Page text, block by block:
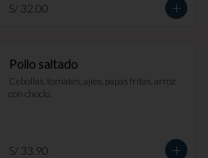
S/ 32.00
Pollo saltado
Cebollas, tomates, ajíes, papas fritas, arroz
con choclo.
S/ 33.90